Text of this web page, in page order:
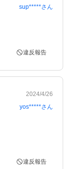
sup*****さん
違反報告
2024/4/26
yos*****さん
違反報告